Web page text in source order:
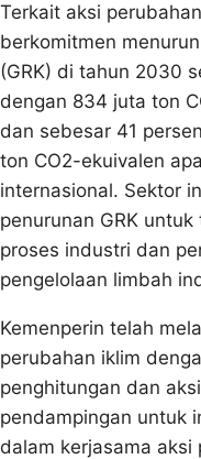
Terkait aksi
berkomitmen
(GRK) di tahun 2030
dengan 834 juta ton
dan sebesar 41
ton CO2-ekuivalen
internasional. Sektor
penurunan GRK
proses industri dan
pengelolaan limbah
Kemenperin telah
perubahan iklim
penghitungan dan
pendampingan untuk
dalam kerjasama aksi